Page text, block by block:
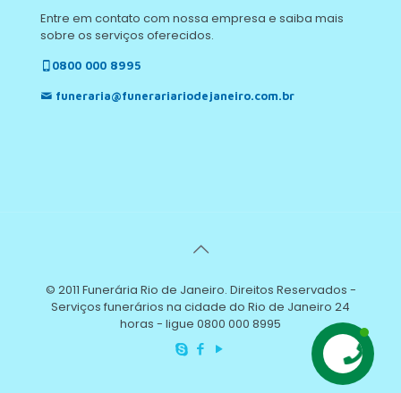
Entre em contato com nossa empresa e saiba mais
sobre os serviços oferecidos.
0800 000 8995
funeraria@funerariariodejaneiro.com.br
© 2011 Funerária Rio de Janeiro. Direitos Reservados -
Serviços funerários na cidade do Rio de Janeiro 24
horas - ligue 0800 000 8995